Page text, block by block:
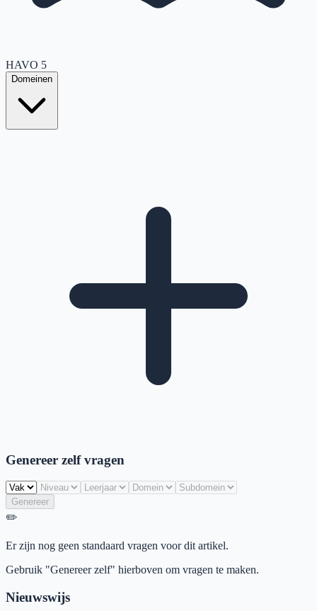
HAVO 5
Domeinen
Genereer zelf vragen
Genereer
✏️
Er zijn nog geen standaard vragen voor dit artikel.
Gebruik "Genereer zelf" hierboven om vragen te maken.
Nieuwswijs